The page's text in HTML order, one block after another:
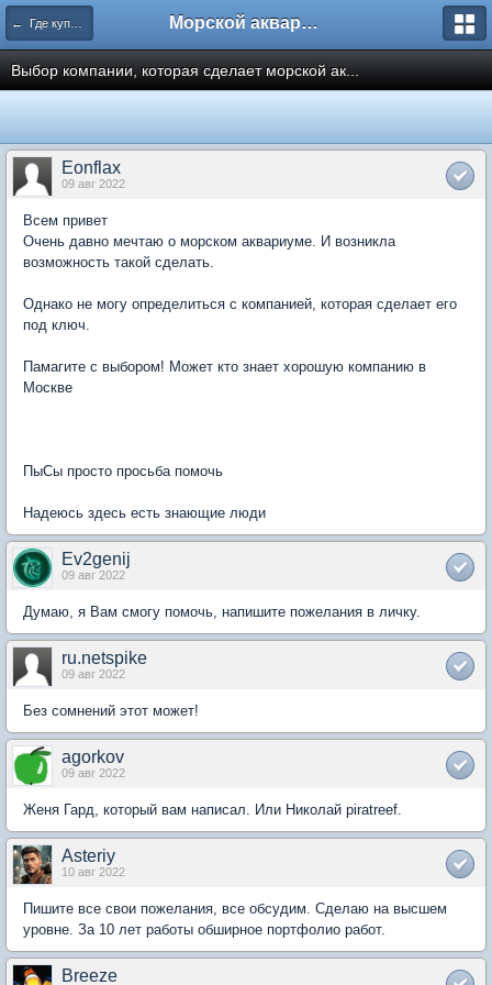
← Где купить? Как купить? Поиск товаров и услуг. Морской аквариум. Форумы ReefCentral.ru
Выбор компании, которая сделает морской ак...
Eonflax
09 авг 2022
Всем привет
Очень давно мечтаю о морском аквариуме. И возникла
возможность такой сделать.
Однако не могу определиться с компанией, которая сделает его
под ключ.
Памагите с выбором! Может кто знает хорошую компанию в
Москве
ПыСы просто просьба помочь
Надеюсь здесь есть знающие люди
Ev2genij
09 авг 2022
Думаю, я Вам смогу помочь, напишите пожелания в личку.
ru.netspike
09 авг 2022
Без сомнений этот может!
agorkov
09 авг 2022
Женя Гард, который вам написал. Или Николай piratreef.
Asteriy
10 авг 2022
Пишите все свои пожелания, все обсудим. Сделаю на высшем
уровне. За 10 лет работы обширное портфолио работ.
Breeze